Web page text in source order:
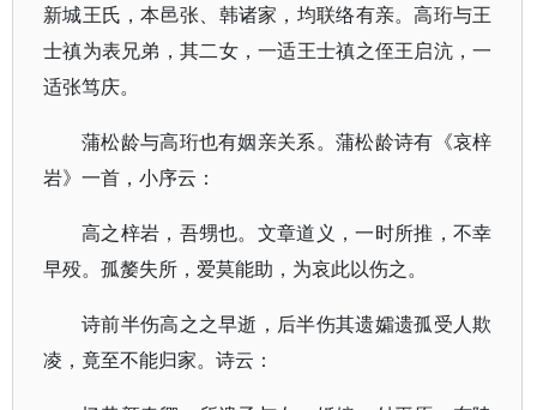
新城王氏，本邑张、韩诸家，均联络有亲。高珩与王
士禛为表兄弟，其二女，一适王士禛之侄王启沆，一
适张笃庆。
蒲松龄与高珩也有姻亲关系。蒲松龄诗有《哀梓
岩》一首，小序云：
高之梓岩，吾甥也。文章道义，一时所推，不幸
早殁。孤嫠失所，爱莫能助，为哀此以伤之。
诗前半伤高之之早逝，后半伤其遗孀遗孤受人欺
凌，竟至不能归家。诗云：